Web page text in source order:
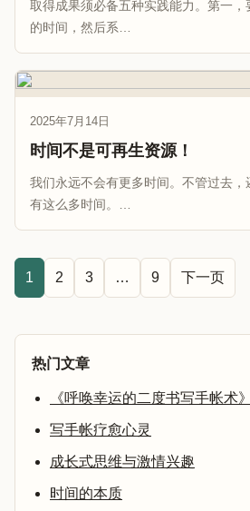
取得成果须必备五种实践能力。第一，
的时间，然后系…
2025年7月14日
时间不是可再生资源！
我们永远不会有更多时间。不管过去，
有这么多时间。…
1 2 3 … 9 下一页
热门文章
《呼唤幸运的二度书写手帐术
写手帐疗愈心灵
成长式思维与激情兴趣
时间的本质